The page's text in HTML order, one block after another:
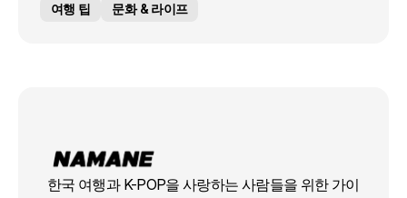
여행 팁
문화 & 라이프
한국 여행과 K-POP을 사랑하는 사람들을 위한 가이